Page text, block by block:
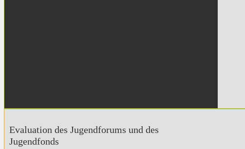
Evaluation des Jugendforums und des
Jugendfonds